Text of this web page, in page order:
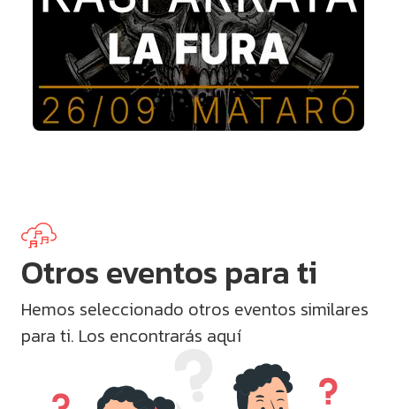
Otros eventos para ti
Hemos seleccionado otros eventos similares
para ti. Los encontrarás aquí